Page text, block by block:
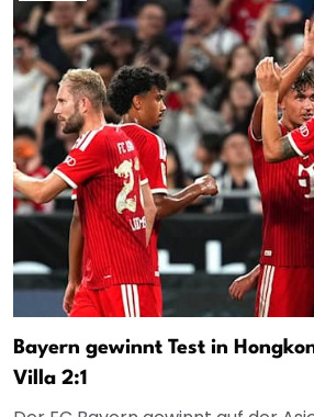
Bayern gewinnt Test in
Villa 2:1